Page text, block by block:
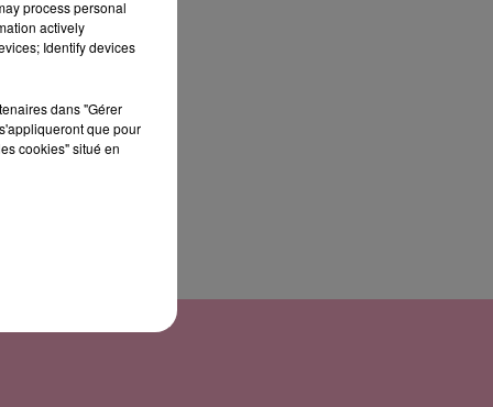
process personal
actively
Identify devices
dans "Gérer
que pour
cookies" situé en